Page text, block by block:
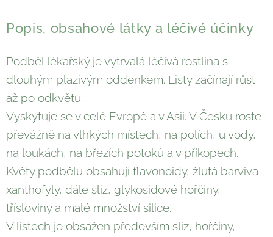
Popis, obsahové látky a léčivé účinky
Podběl lékařský je vytrvalá léčivá rostlina s
dlouhým plazivým oddenkem. Listy začínají růst
až po odkvětu.
Vyskytuje se v celé Evropě a v Asii. V Česku roste
převážně na vlhkých místech, na polích, u vody,
na loukách, na březích potoků a v příkopech.
Květy podbělu obsahují flavonoidy, žlutá barviva
xanthofyly, dále sliz, glykosidové hořčiny,
třísloviny a malé množství silice.
V listech je obsažen především sliz, hořčiny,